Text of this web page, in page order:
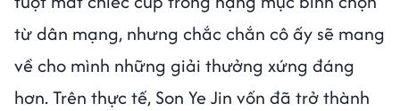
từ dân mạng, nhưng chắc chắn cô ấy sẽ mang
về cho mình những giải thưởng xứng đáng
hơn. Trên thực tế, Son Ye Jin vốn đã trở thành